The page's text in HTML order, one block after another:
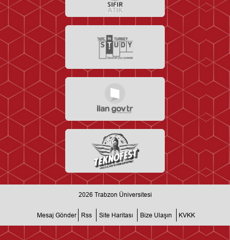
2026 Trabzon Üniversitesi
Mesaj Gönder Rss Site Haritası Bize Ulaşın KVKK